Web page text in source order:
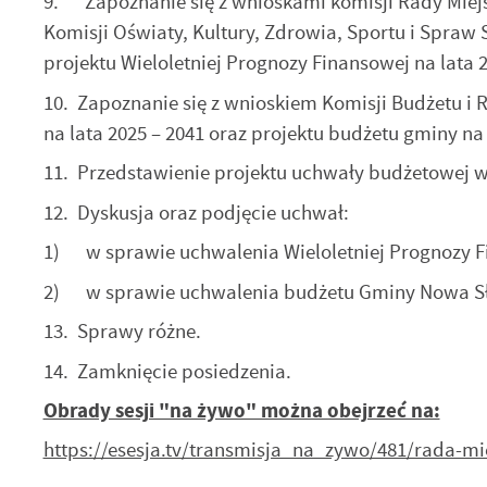
Komisji Oświaty, Kultury, Zdrowia, Sportu i Spraw
projektu Wieloletniej Prognozy Finansowej na lata
10. Zapoznanie się z wnioskiem Komisji Budżetu
na lata 2025 – 2041 oraz projektu budżetu gminy na
11. Przedstawienie projektu uchwały budżetowej
12. Dyskusja oraz podjęcie uchwał:
1) w sprawie uchwalenia Wieloletniej Prognozy
2) w sprawie uchwalenia budżetu Gminy Nowa
13. Sprawy różne.
14. Zamknięcie posiedzenia.
Obrady sesji "na żywo" można obejrzeć na:
https://esesja.tv/transmisja_na_zywo/481/rada-